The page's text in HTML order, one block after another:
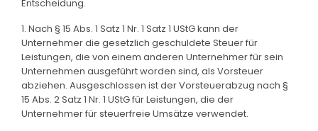
Entscheidung.
1. Nach § 15 Abs. 1 Satz 1 Nr. 1 Satz 1 UStG kann der
Unternehmer die gesetzlich geschuldete Steuer für
Leistungen, die von einem anderen Unternehmer für sein
Unternehmen ausgeführt worden sind, als Vorsteuer
abziehen. Ausgeschlossen ist der Vorsteuerabzug nach §
15 Abs. 2 Satz 1 Nr. 1 UStG für Leistungen, die der
Unternehmer für steuerfreie Umsätze verwendet.